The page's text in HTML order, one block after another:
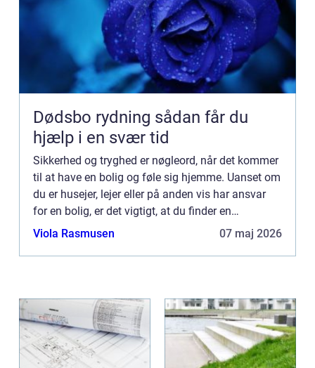
Dødsbo rydning sådan får du
hjælp i en svær tid
Sikkerhed og tryghed er nøgleord, når det kommer
til at have en bolig og føle sig hjemme. Uanset om
du er husejer, lejer eller på anden vis har ansvar
for en bolig, er det vigtigt, at du finder en
kompetent og tillidsvækkende låsesmed, der kan
Viola Rasmusen 07 maj 2026